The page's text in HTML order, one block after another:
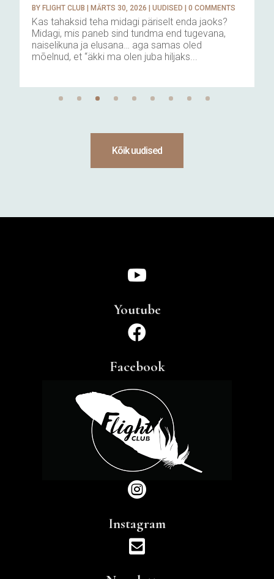
BY FLIGHT CLUB | MÄRTS 30, 2026 | UUDISED | 0 COMMENTS
Kas tahaksid teha midagi päriselt enda jaoks?
Midagi, mis paneb sind tundma end tugevana,
naiselikuna ja elusana… aga samas oled
mõelnud, et “äkki ma olen juba hiljaks...
Kõik uudised

Youtube

Facebook

Instagram
